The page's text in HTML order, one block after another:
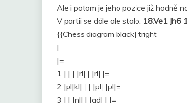
Ale i potom je jeho pozice již hodně
V partii se dále ale stalo: 18.Ve1 Jh6
{{Chess diagram black| tright
|
|=
1 | | | |rl| | |rl| |=
2 |pl|kl| | | |pl| |pl|=
3 | | |nl| | |qd| | |=